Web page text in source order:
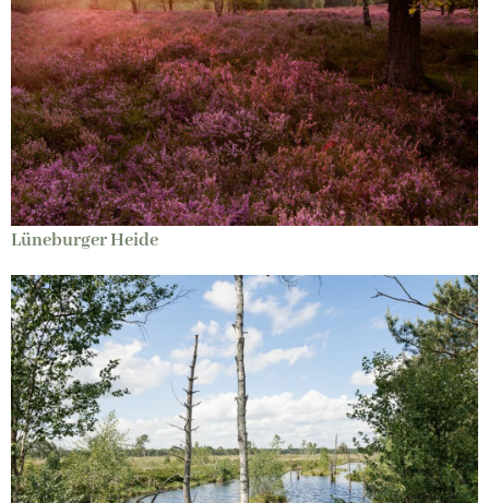
Lüneburger Heide